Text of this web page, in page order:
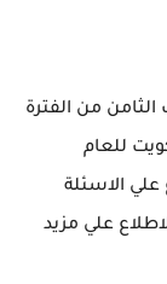
الثامن من الفترة
للعام
علي الاسئلة
علي مزيد